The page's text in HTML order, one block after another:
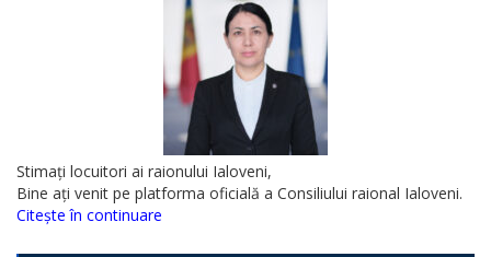
Stimați locuitori ai raionului Ialoveni,
Bine ați venit pe platforma oficială a Consiliului raional Ialoveni.
Citește în continuare